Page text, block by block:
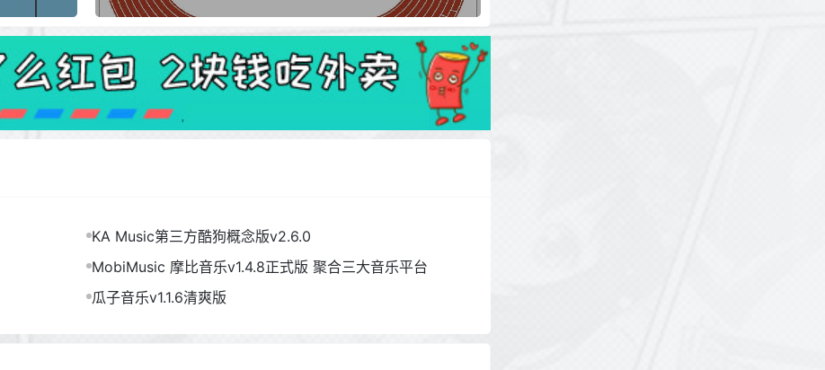
KA Music第三方酷狗概念版v2.6.0
MobiMusic 摩比音乐v1.4.8正式版 聚合三大音乐平台
瓜子音乐v1.1.6清爽版